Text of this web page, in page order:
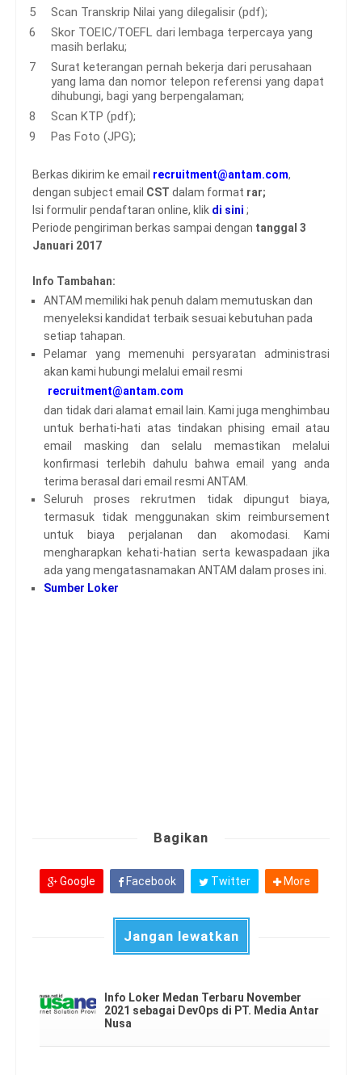
Scan Transkrip Nilai yang dilegalisir (pdf);
Skor TOEIC/TOEFL dari lembaga terpercaya yang
masih berlaku;
Surat keterangan pernah bekerja dari perusahaan
yang lama dan nomor telepon referensi yang dapat
dihubungi, bagi yang berpengalaman;
Scan KTP (pdf);
Pas Foto (JPG);
Berkas dikirim ke email recruitment@antam.com,
dengan subject email CST dalam format rar;
Isi formulir pendaftaran online, klik di sini ;
Periode pengiriman berkas sampai dengan tanggal 3
Januari 2017
Info Tambahan:
ANTAM memiliki hak penuh dalam memutuskan dan
menyeleksi kandidat terbaik sesuai kebutuhan pada
setiap tahapan.
Pelamar yang memenuhi persyaratan administrasi
akan kami hubungi melalui email resmi
recruitment@antam.com
dan tidak dari alamat email lain. Kami juga menghimbau
untuk berhati-hati atas tindakan phising email atau
email masking dan selalu memastikan melalui
konfirmasi terlebih dahulu bahwa email yang anda
terima berasal dari email resmi ANTAM.
Seluruh proses rekrutmen tidak dipungut biaya,
termasuk tidak menggunakan skim reimbursement
untuk biaya perjalanan dan akomodasi. Kami
mengharapkan kehati-hatian serta kewaspadaan jika
ada yang mengatasnamakan ANTAM dalam proses ini.
Sumber Loker
Bagikan
Google Facebook Twitter More
Jangan lewatkan
Info Loker Medan Terbaru November
2021 sebagai DevOps di PT. Media Antar
Nusa